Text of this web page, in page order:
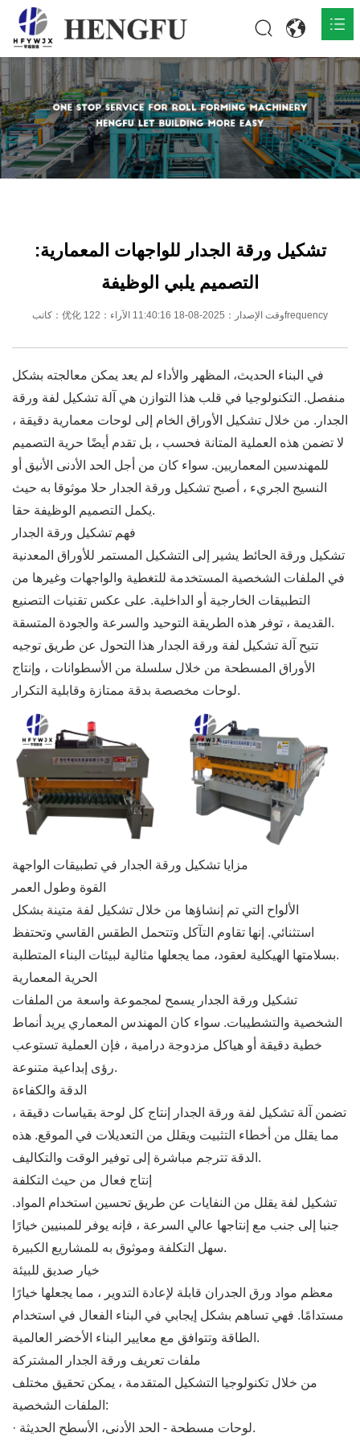
المنزل
المنتجات 
حول 
تشكيل ورقة الجدار للواجهات المعمارية:
التصميم يلبي الوظيفة
كاتب：优化 وقت الإصدار：2025-08-18 11:40:16 الآراء：122frequency
في البناء الحديث، المظهر والأداء لم يعد يمكن معالجته بشكل
منفصل. التكنولوجيا في قلب هذا التوازن هي آلة تشكيل لفة ورقة
الجدار. من خلال تشكيل الأوراق الخام إلى لوحات معمارية دقيقة ،
لا تضمن هذه العملية المتانة فحسب ، بل تقدم أيضًا حرية التصميم
للمهندسين المعماريين. سواء كان من أجل الحد الأدنى الأنيق أو
النسيج الجريء ، أصبح تشكيل ورقة الجدار حلا موثوقا به حيث
يكمل التصميم الوظيفة حقا.
فهم تشكيل ورقة الجدار
تشكيل ورقة الحائط يشير إلى التشكيل المستمر للأوراق المعدنية
في الملفات الشخصية المستخدمة للتغطية والواجهات وغيرها من
التطبيقات الخارجية أو الداخلية. على عكس تقنيات التصنيع
القديمة ، توفر هذه الطريقة التوحيد والسرعة والجودة المتسقة.
تتيح آلة تشكيل لفة ورقة الجدار هذا التحول عن طريق توجيه
الأوراق المسطحة من خلال سلسلة من الأسطوانات ، وإنتاج
لوحات مخصصة بدقة ممتازة وقابلية التكرار.
مزايا تشكيل ورقة الجدار في تطبيقات الواجهة
القوة وطول العمر
الألواح التي تم إنشاؤها من خلال تشكيل لفة متينة بشكل
استثنائي. إنها تقاوم التآكل وتتحمل الطقس القاسي وتحتفظ
بسلامتها الهيكلية لعقود، مما يجعلها مثالية لبيئات البناء المتطلبة.
الحرية المعمارية
تشكيل ورقة الجدار يسمح لمجموعة واسعة من الملفات
الشخصية والتشطيبات. سواء كان المهندس المعماري يريد أنماط
خطية دقيقة أو هياكل مزدوجة درامية ، فإن العملية تستوعب
رؤى إبداعية متنوعة.
الدقة والكفاءة
تضمن آلة تشكيل لفة ورقة الجدار إنتاج كل لوحة بقياسات دقيقة ،
مما يقلل من أخطاء التثبيت ويقلل من التعديلات في الموقع. هذه
الدقة تترجم مباشرة إلى توفير الوقت والتكاليف.
إنتاج فعال من حيث التكلفة
تشكيل لفة يقلل من النفايات عن طريق تحسين استخدام المواد.
جنبا إلى جنب مع إنتاجها عالي السرعة ، فإنه يوفر للمبنيين خيارًا
سهل التكلفة وموثوق به للمشاريع الكبيرة.
خيار صديق للبيئة
معظم مواد ورق الجدران قابلة لإعادة التدوير ، مما يجعلها خيارًا
مستدامًا. فهي تساهم بشكل إيجابي في البناء الفعال في استخدام
الطاقة وتتوافق مع معايير البناء الأخضر العالمية.
ملفات تعريف ورقة الجدار المشتركة
من خلال تكنولوجيا التشكيل المتقدمة ، يمكن تحقيق مختلف
الملفات الشخصية:
· لوحات مسطحة - الحد الأدنى، الأسطح الحديثة.